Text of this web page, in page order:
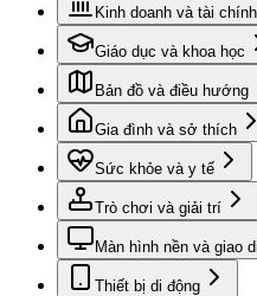
Kinh doanh và tài chính
Giáo dục và khoa học
Bản đồ và điều hướng
Gia đình và sở thích
Sức khỏe và y tế
Trò chơi và giải trí
Màn hình nền và giao
Thiết bị di động